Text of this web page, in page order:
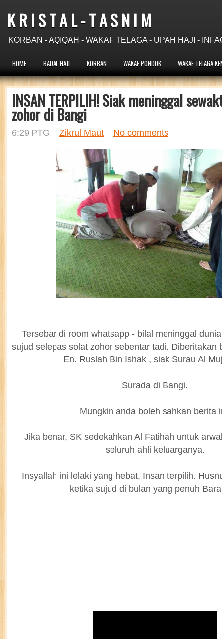
K R I S T A L - T A S N I M
KORBAN - AQIQAH - WAKAF TELAGA - UPAH HAJI -
HOME BADAL HAJI KORBAN WAKAF PONDOK WAKAF TELAGA
INSAN TERPILIH! Siak meninggal
zohor di Bangi
6:29 PTG Zikrul Maut No comments
Tersebar di room whatsapp - bilal meninggal
sujud selepas solat zohor sebentar tadi. Diberitakan
En. Ruslah Bin Ishak , siak Surau Al
Surada di Bangi.
Mungkin anda boleh sahkan berita
Jika benar, SK sedekahkan Al Fatihah untuk
seluruh ahli keluarganya.
Insyallah ini lelaki yang hebat, Insan terpilih.
ketika sujud di bulan yang penuh